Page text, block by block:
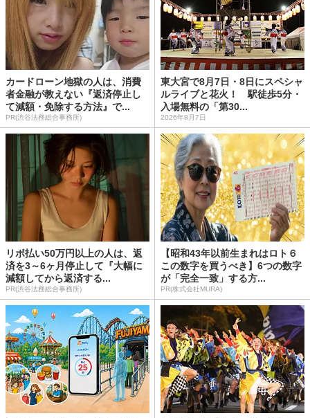
カードローン地獄の人は、消費
者金融が教えない『返済停止し
て減額・免除する方法』で...
PR(渋谷法務総合事務所)
東大宮で8月7日・8日にスペシャ
ルライブと花火！ 駅徒歩5分・
入場無料の「第30...
2026年8月7日
リボ払い50万円以上の人は、返
済を3～6ヶ月停止して『大幅に
減額してから返済する...
PR(渋谷法務総合事務所)
【昭和43年以前生まれはロト６
この数字を買うべき】6つの数字
が「完全一致」する方...
PR(株式会社MURA)